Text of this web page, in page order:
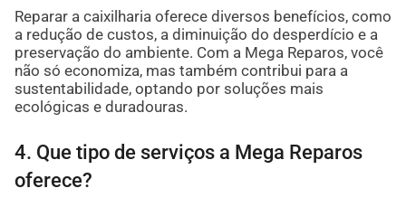
Reparar a caixilharia oferece diversos benefícios, como
a redução de custos, a diminuição do desperdício e a
preservação do ambiente. Com a Mega Reparos, você
não só economiza, mas também contribui para a
sustentabilidade, optando por soluções mais
ecológicas e duradouras.
4. Que tipo de serviços a Mega Reparos
oferece?